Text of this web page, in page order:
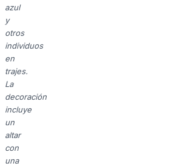
azul
y
otros
individuos
en
trajes.
La
decoración
incluye
un
altar
con
una